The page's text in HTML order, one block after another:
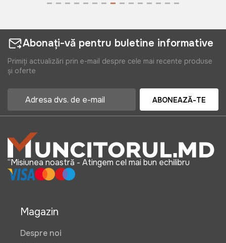
Abonați-vă pentru buletine informative
Primiți actualizări prin e-mail despre cele mai recente produse
și oferte
ABONEAZĂ-TE
“Misiunea noastră - Atingem cel mai bun echilibru
Magazin
Despre noi